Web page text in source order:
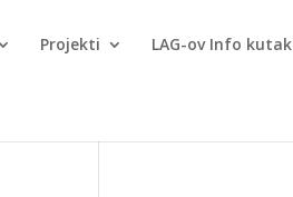
Projekti LAG-ov Info kutak